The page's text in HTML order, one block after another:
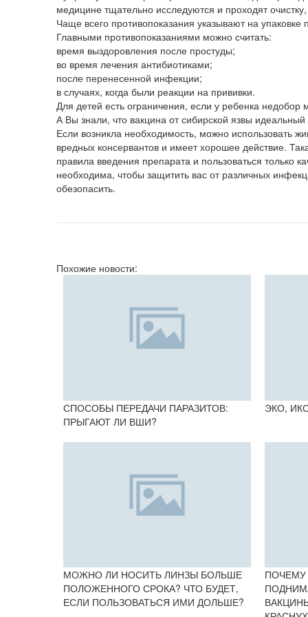
медицине тщательно исследуются и проходят
Чаще всего противопоказания указывают на
Главными противопоказаниями можно считать:
время выздоровления после простуды;
во время лечения антибиотиками;
после перенесенной инфекции;
в случаях, когда были реакции на прививки.
Для детей есть ограничения, если у ребенка
А Вы знали, что вакцина от сибирской язвы
Если возникла необходимость, можно использовать
вредных консервантов и имеет хорошее действие.
правила введения препарата и пользоваться
необходима, чтобы защитить вас от различных
обезопасить.
Похожие новости:
СПОСОБЫ ПЕРЕДАЧИ ПАРАЗИТОВ:
ПРЫГАЮТ ЛИ ВШИ?
ЭКО,
МОЖНО ЛИ НОСИТЬ ЛИНЗЫ БОЛЬШЕ
ПОЛОЖЕННОГО СРОКА? ЧТО БУДЕТ,
ЕСЛИ ПОЛЬЗОВАТЬСЯ ИМИ ДОЛЬШЕ?
ПОЧЕМУ